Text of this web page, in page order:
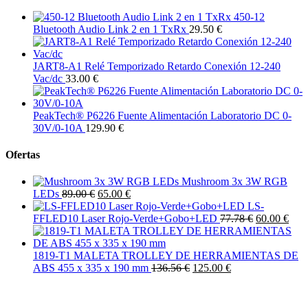
450-12
Bluetooth Audio Link 2 en 1 TxRx 29.50 €
JART8-A1 Relé Temporizado Retardo Conexión 12-240
Vac/dc 33.00 €
PeakTech® P6226 Fuente Alimentación Laboratorio DC 0-
30V/0-10A 129.90 €
Ofertas
Mushroom 3x 3W RGB
LEDs 89.00 € 65.00 €
LS-
FFLED10 Laser Rojo-Verde+Gobo+LED 77.78 € 60.00 €
1819-T1 MALETA TROLLEY DE HERRAMIENTAS DE
ABS 455 x 335 x 190 mm 136.56 € 125.00 €